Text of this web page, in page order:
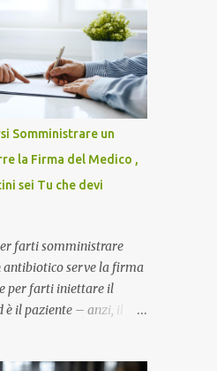
Somministrare un
la Firma del Medico ,
sei Tu che devi
farti somministrare
antibiotico serve la firma
per farti iniettare il
il paziente – anzi, il